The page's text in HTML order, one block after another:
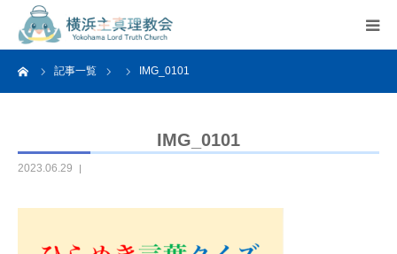
記事一覧 IMG_0101
IMG_0101
2023.06.29
HOME
活動紹介